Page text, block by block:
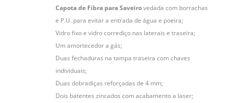
Capota de Fibra para Saveirovedada com borrachas
e P.U. para evitar a entrada de água e poeira;
Vidro fixo e vidro corrediço nas laterais e traseira;
Um amortecedor a gás;
Duas fechaduras na tampa traseira com chaves
individuais;
Duas dobradiças reforçadas de 4 mm;
Dois batentes zincados com acabamento a laser;